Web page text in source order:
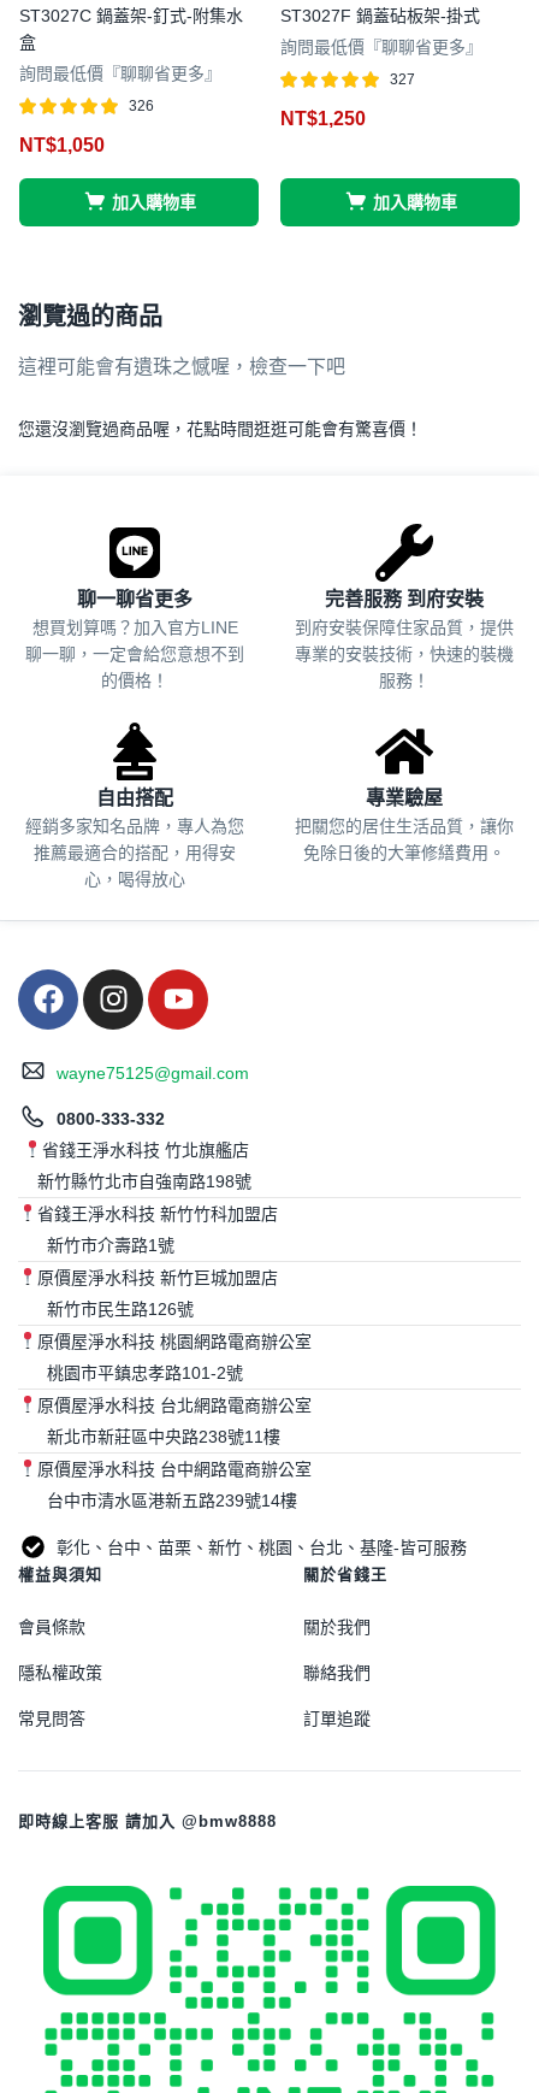
ST3027C 鍋蓋架-釘式-附集水
盒
詢問最低價『聊聊省更多』
4.98
326
NT$1,050
加入購物車
ST3027F 鍋蓋砧板架-掛式
詢問最低價『聊聊省更多』
4.97
327
NT$1,250
加入購物車
瀏覽過的商品
這裡可能會有遺珠之憾喔，檢查一下吧
您還沒瀏覽過商品喔，花點時間逛逛可能會有驚喜價！
聊一聊省更多
想買划算嗎？加入官方LINE
聊一聊，一定會給您意想不到
的價格！
完善服務 到府安裝
到府安裝保障住家品質，提供
專業的安裝技術，快速的裝機
服務！
自由搭配
經銷多家知名品牌，專人為您
推薦最適合的搭配，用得安
心，喝得放心
專業驗屋
把關您的居住生活品質， 讓你
免除日後的大筆修繕費用。
wayne75125@gmail.com
0800-333-332
省錢王淨水科技 竹北旗艦店
新竹縣竹北市自強南路198號
省錢王淨水科技 新竹竹科加盟店
新竹市介壽路1號
原價屋淨水科技 新竹巨城加盟店
新竹市民生路126號
原價屋淨水科技 桃園網路電商辦公室
桃園市平鎮忠孝路101-2號
原價屋淨水科技 台北網路電商辦公室
新北市新莊區中央路238號11樓
原價屋淨水科技 台中網路電商辦公室
台中市清水區港新五路239號14樓
彰化、台中、苗栗、新竹、桃園、台北、基隆-皆可服務
權益與須知
會員條款
隱私權政策
常見問答
關於省錢王
關於我們
聯絡我們
訂單追蹤
即時線上客服 請加入 @bmw8888